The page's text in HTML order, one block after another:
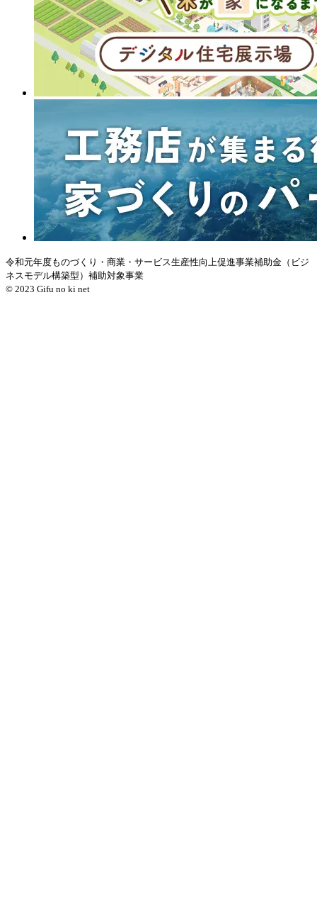
令和元年度ものづくり・商業・サービス生産性向上促進事業補助金（ビジ
ネスモデル構築型）補助対象事業
© 2023 Gifu no ki net